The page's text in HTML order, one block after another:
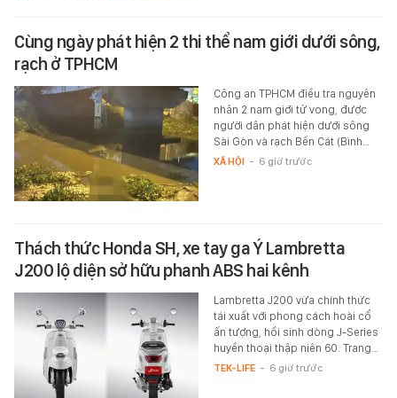
Cùng ngày phát hiện 2 thi thể nam giới dưới sông,
rạch ở TPHCM
Công an TPHCM điều tra nguyên
nhân 2 nam giới tử vong, được
người dân phát hiện dưới sông
Sài Gòn và rạch Bến Cát (Bình…
XÃ HỘI - 6 giờ trước
Thách thức Honda SH, xe tay ga Ý Lambretta
J200 lộ diện sở hữu phanh ABS hai kênh
Lambretta J200 vừa chính thức
tái xuất với phong cách hoài cổ
ấn tượng, hồi sinh dòng J-Series
huyền thoại thập niên 60. Trang…
TEK-LIFE - 6 giờ trước